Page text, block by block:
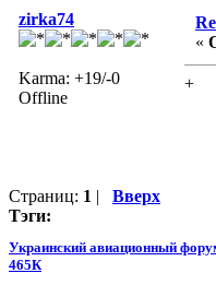
zirka74
Karma: +19/-0
Offline
«
+
Страниц: 1 | Вверх
Тэги:
Украинский авиационный
465К